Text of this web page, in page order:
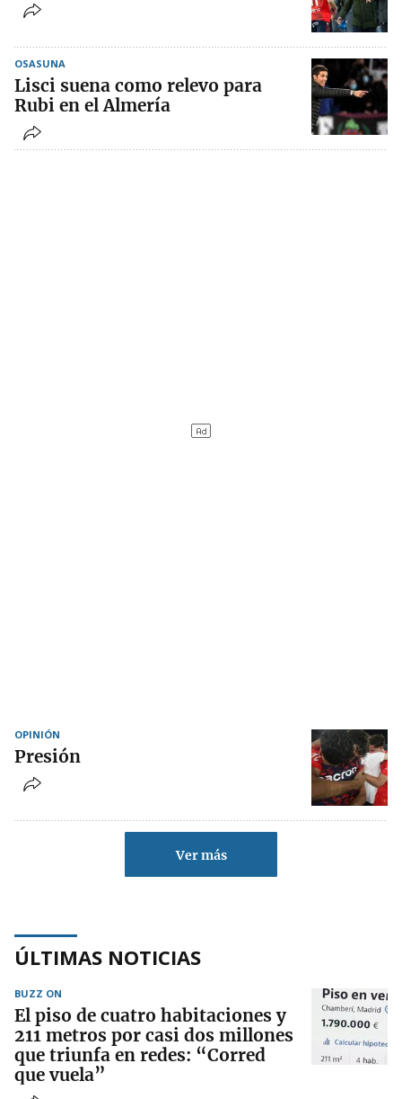
OSASUNA
Lisci suena como relevo para
Rubi en el Almería
OPINIÓN
Presión
Ver más
ÚLTIMAS NOTICIAS
BUZZ ON
El piso de cuatro habitaciones y
211 metros por casi dos millones
que triunfa en redes: “Corred
que vuela”